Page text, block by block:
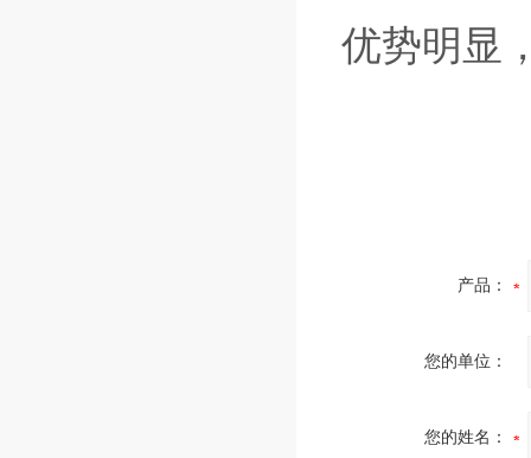
优势明显
产品：
您的单位：
您的姓名：